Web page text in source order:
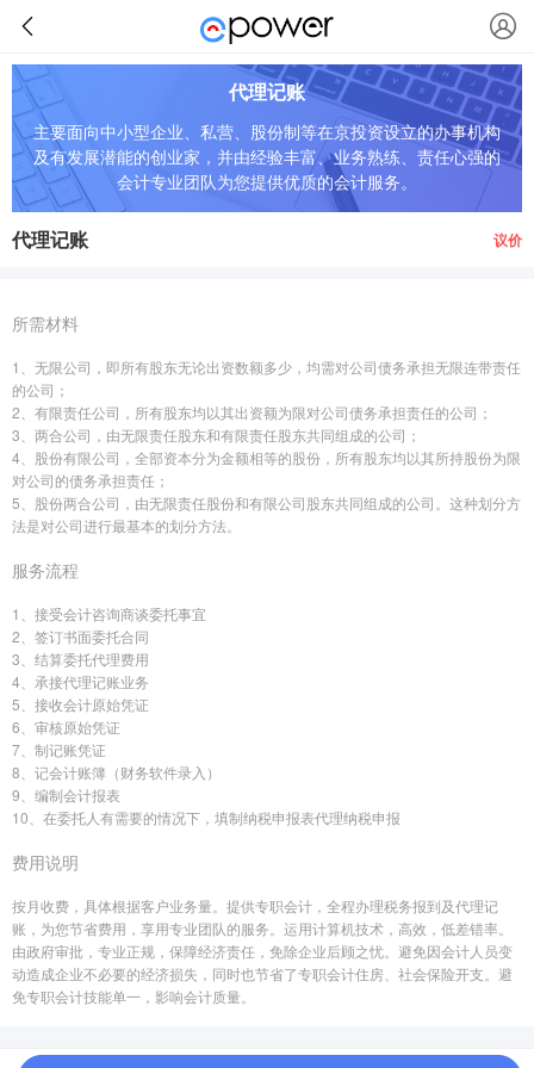
代理记账
主要面向中小型企业、私营、股份制等在京投资设立的办事机构
及有发展潜能的创业家，并由经验丰富、业务熟练、责任心强的
会计专业团队为您提供优质的会计服务。
代理记账 议价
所需材料
1、无限公司，即所有股东无论出资数额多少，均需对公司债务承担无限连带责任
的公司；
2、有限责任公司，所有股东均以其出资额为限对公司债务承担责任的公司；
3、两合公司，由无限责任股东和有限责任股东共同组成的公司；
4、股份有限公司，全部资本分为金额相等的股份，所有股东均以其所持股份为限
对公司的债务承担责任；
5、股份两合公司，由无限责任股份和有限公司股东共同组成的公司。这种划分方
法是对公司进行最基本的划分方法。
服务流程
1、接受会计咨询商谈委托事宜
2、签订书面委托合同
3、结算委托代理费用
4、承接代理记账业务
5、接收会计原始凭证
6、审核原始凭证
7、制记账凭证
8、记会计账簿（财务软件录入）
9、编制会计报表
10、在委托人有需要的情况下，填制纳税申报表代理纳税申报
费用说明
按月收费，具体根据客户业务量。提供专职会计，全程办理税务报到及代理记
账，为您节省费用，享用专业团队的服务。运用计算机技术，高效，低差错率。
由政府审批，专业正规，保障经济责任，免除企业后顾之忧。避免因会计人员变
动造成企业不必要的经济损失，同时也节省了专职会计住房、社会保险开支。避
免专职会计技能单一，影响会计质量。